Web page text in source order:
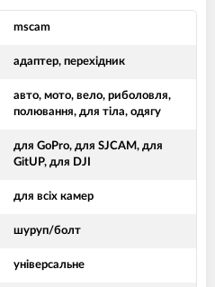
mscam
адаптер, перехідник
авто, мото, вело, риболовля,
полювання, для тіла, одягу
для GoPro, для SJCAM, для
GitUP, для DJI
для всіх камер
шуруп/болт
універсальне